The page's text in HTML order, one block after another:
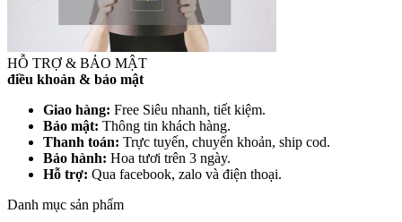
HỖ TRỢ & BẢO MẬT
điều khoản & bảo mật
Giao hàng: Free Siêu nhanh, tiết kiệm.
Bảo mật: Thông tin khách hàng.
Thanh toán: Trực tuyến, chuyển khoản, ship cod.
Bảo hành: Hoa tươi trên 3 ngày.
Hỗ trợ: Qua facebook, zalo và điện thoại.
Danh mục sản phẩm